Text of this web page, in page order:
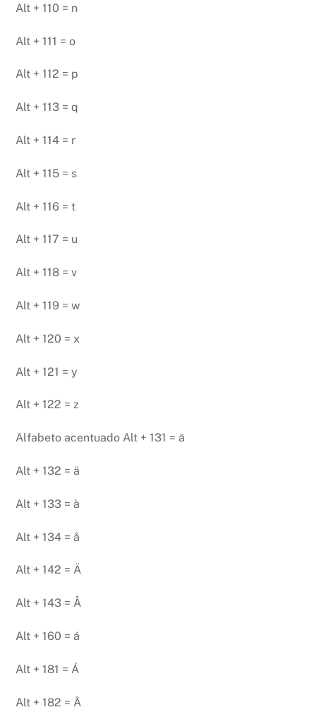
Alt + 110 = n
Alt + 111 = o
Alt + 112 = p
Alt + 113 = q
Alt + 114 = r
Alt + 115 = s
Alt + 116 = t
Alt + 117 = u
Alt + 118 = v
Alt + 119 = w
Alt + 120 = x
Alt + 121 = y
Alt + 122 = z
Alfabeto acentuado Alt + 131 = â
Alt + 132 = ä
Alt + 133 = à
Alt + 134 = å
Alt + 142 = Ä
Alt + 143 = Å
Alt + 160 = á
Alt + 181 = Á
Alt + 182 = Â